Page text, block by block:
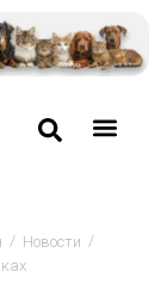
/ Новости /